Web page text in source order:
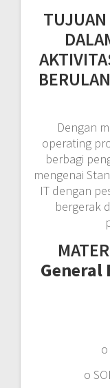
TUJUAN
Dengan
operating
berbagi
mengenai
IT dengan
bergerak
General
o